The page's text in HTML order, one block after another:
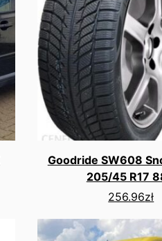
Goodride SW608
205/45 R17
256.96zł